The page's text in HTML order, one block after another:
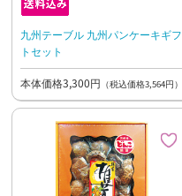
九州テーブル 九州パンケーキギフ
トセット
本体価格3,300円 （税込価格3,564円）